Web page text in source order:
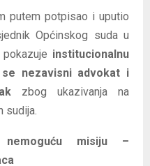
putem potpisao i uputio
Općinskog suda u
pokazuje institucionalnu
nezavisni advokat i
zbog ukazivanja na
sudija.
misiju –